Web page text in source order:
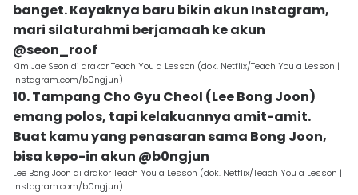
banget. Kayaknya baru bikin akun Instagram,
mari silaturahmi berjamaah ke akun
@seon_roof
Kim Jae Seon di drakor Teach You a Lesson (dok. Netflix/Teach You a Lesson |
Instagram.com/b0ngjun)
10. Tampang Cho Gyu Cheol (Lee Bong Joon)
emang polos, tapi kelakuannya amit-amit.
Buat kamu yang penasaran sama Bong Joon,
bisa kepo-in akun @b0ngjun
Lee Bong Joon di drakor Teach You a Lesson (dok. Netflix/Teach You a Lesson |
Instagram.com/b0ngjun)